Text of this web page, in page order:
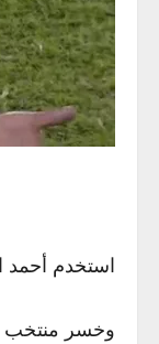
استخدم أحمد